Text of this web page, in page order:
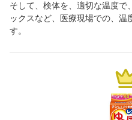
そして、検体を、適切な温度で
ックスなど、医療現場での、
す。